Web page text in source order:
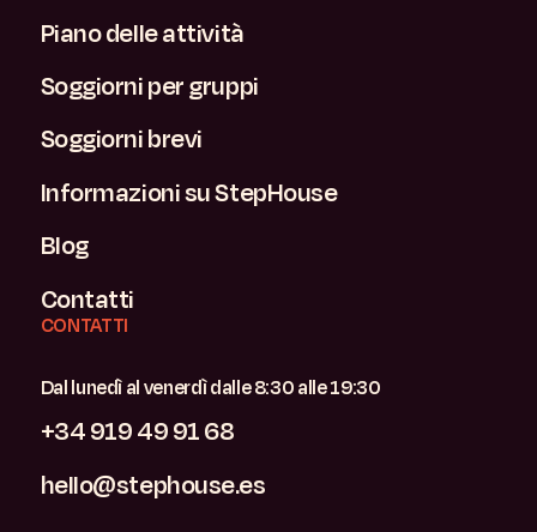
Piano delle attività
Soggiorni per gruppi
Soggiorni brevi
Informazioni su StepHouse
Blog
Contatti
CONTATTI
Dal lunedì al venerdì dalle 8:30 alle 19:30
+34 919 49 91 68
hello@stephouse.es